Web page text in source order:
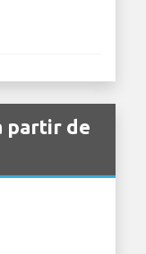
partir de